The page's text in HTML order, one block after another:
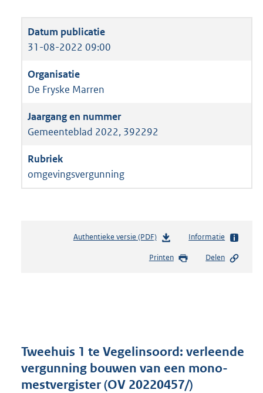
31-08-2022 09:00
De Fryske Marren
Gemeenteblad 2022, 392292
omgevingsvergunning
Authentieke versie (PDF)b
s
r
o
t
Informatie
Printen Delen
Tweehuis 1 te Vegelinsoord: verleende
vergunning bouwen van een mono-
mestvergister (OV 20220457/)